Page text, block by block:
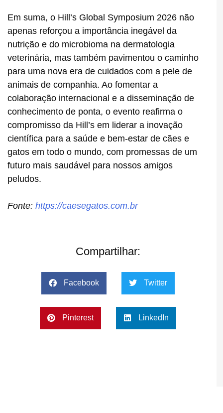
Em suma, o Hill’s Global Symposium 2026 não
apenas reforçou a importância inegável da
nutrição e do microbioma na dermatologia
veterinária, mas também pavimentou o caminho
para uma nova era de cuidados com a pele de
animais de companhia. Ao fomentar a
colaboração internacional e a disseminação de
conhecimento de ponta, o evento reafirma o
compromisso da Hill’s em liderar a inovação
científica para a saúde e bem-estar de cães e
gatos em todo o mundo, com promessas de um
futuro mais saudável para nossos amigos
peludos.
Fonte: https://caesegatos.com.br
Compartilhar:
Facebook Twitter
Pinterest LinkedIn